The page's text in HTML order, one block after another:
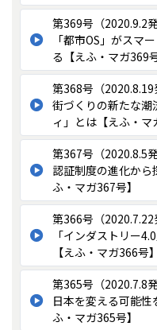
第369号（2020.9.2発
「都市OS」がスマ
る【えふ・マガ369号
第368号（2020.8.19
街づくりの新たな潮
ィ」とは【えふ・マ
第367号（2020.8.5発
認証制度の進化か
ふ・マガ367号】
第366号（2020.7.22
「インダストリー
【えふ・マガ366号】
第365号（2020.7.8発
日本を変える可能
ふ・マガ365号】